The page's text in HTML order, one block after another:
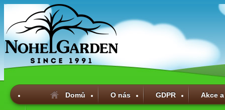
Domů O nás GDPR Akce